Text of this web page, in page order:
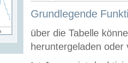
Grundlegende
über die Tabelle
heruntergeladen oder